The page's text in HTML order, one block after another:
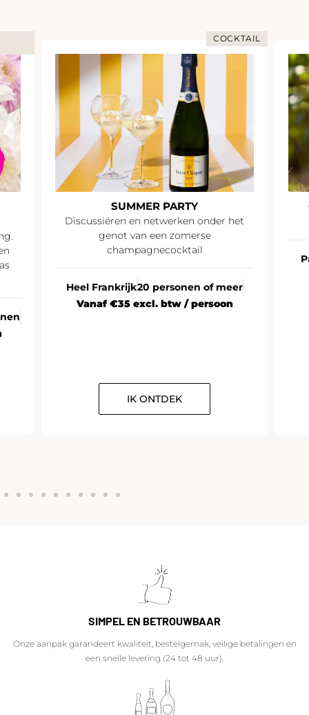
COCKTAIL
SUMMER PARTY
Discussiëren en netwerken onder het
genot van een zomerse
champagnecocktail
Heel Frankrijk20 personen of meer
Vanaf €35 excl. btw / persoon
IK ONTDEK
SIMPEL EN BETROUWBAAR
Onze aanpak garandeert kwaliteit, bestelgemak, veilige betalingen en
een snelle levering (24 tot 48 uur).